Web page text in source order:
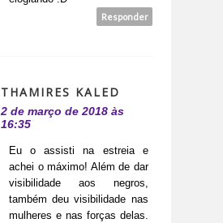
Responder
THAMIRES KALED
2 de março de 2018 às
16:35
Eu o assisti na estreia e
achei o máximo! Além de dar
visibilidade aos negros,
também deu visibilidade nas
mulheres e nas forças delas.